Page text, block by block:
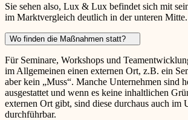
Sie sehen also, Lux & Lux befindet sich mit
im Marktvergleich deutlich in der unteren Mitte.
Wo finden die Maßnahmen statt?
Für Seminare, Workshops und
im Allgemeinen einen externen Ort, z.B. ein
aber kein „Muss“. Manche Unternehmen sind
ausgestattet und wenn es keine inhaltlichen
externen Ort gibt, sind diese durchaus auch im
durchführbar.